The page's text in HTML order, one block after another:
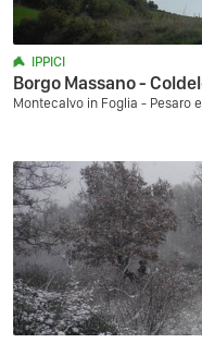
IPPICI
Borgo Massano -
Montecalvo in Foglia - Pesaro